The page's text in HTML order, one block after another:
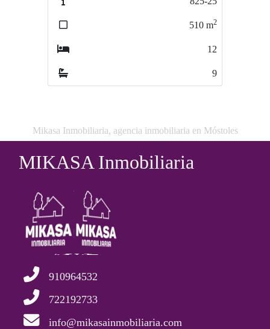
510 m2
12
9
Mikasa Inmobiliaria, agencia inmobiliaria en Móstoles
MIKASA Inmobiliaria
910964532
722192733
info@mikasainmobiliaria.com